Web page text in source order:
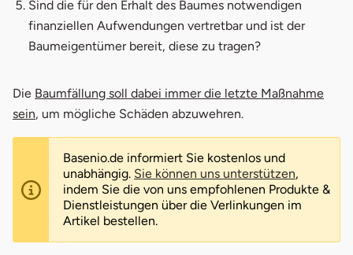
Sind die für den Erhalt des Baumes notwendigen
finanziellen Aufwendungen vertretbar und ist der
Baumeigentümer bereit, diese zu tragen?
Die Baumfällung soll dabei immer die letzte Maßnahme
sein, um mögliche Schäden abzuwehren.
Basenio.de informiert Sie kostenlos und
unabhängig. Sie können uns unterstützen,
indem Sie die von uns empfohlenen Produkte &
Dienstleistungen über die Verlinkungen im
Artikel bestellen.